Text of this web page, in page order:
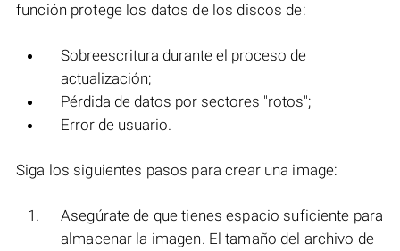
función protege los datos de los discos de:
Sobreescritura durante el proceso de
actualización;
Pérdida de datos por sectores "rotos";
Error de usuario.
Siga los siguientes pasos para crear una image:
Asegúrate de que tienes espacio suficiente para
almacenar la imagen. El tamaño del archivo de